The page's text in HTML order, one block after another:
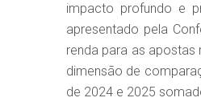
impacto profundo e
apresentado pela
renda para as apostas
dimensão de
de 2024 e 2025